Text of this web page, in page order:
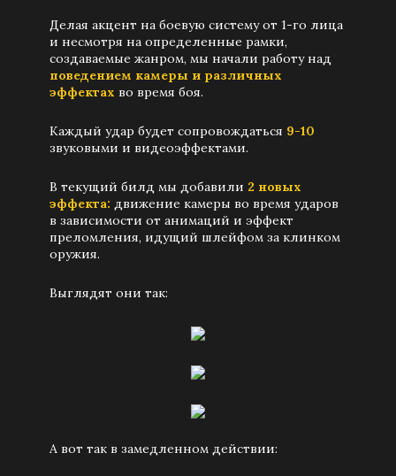
Делая акцент на боевую систему от 1-го лица
и несмотря на определенные рамки,
создаваемые жанром, мы начали работу над
поведением камеры и различных
эффектах во время боя.
Каждый удар будет сопровождаться 9-10
звуковыми и видеоэффектами.
В текущий билд мы добавили 2 новых
эффекта: движение камеры во время ударов
в зависимости от анимаций и эффект
преломления, идущий шлейфом за клинком
оружия.
Выглядят они так:
А вот так в замедленном действии: